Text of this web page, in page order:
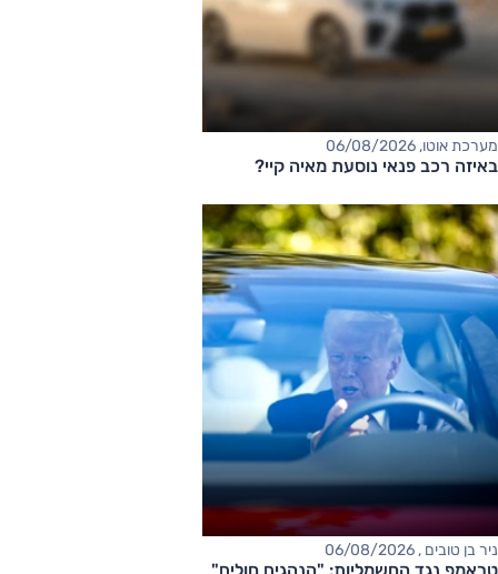
מערכת אוטו, 06/08/2026
באיזה רכב פנאי נוסעת מאיה קיי?
ניר בן טובים , 06/08/2026
טראמפ נגד החשמליות: "הנהגים חולים"